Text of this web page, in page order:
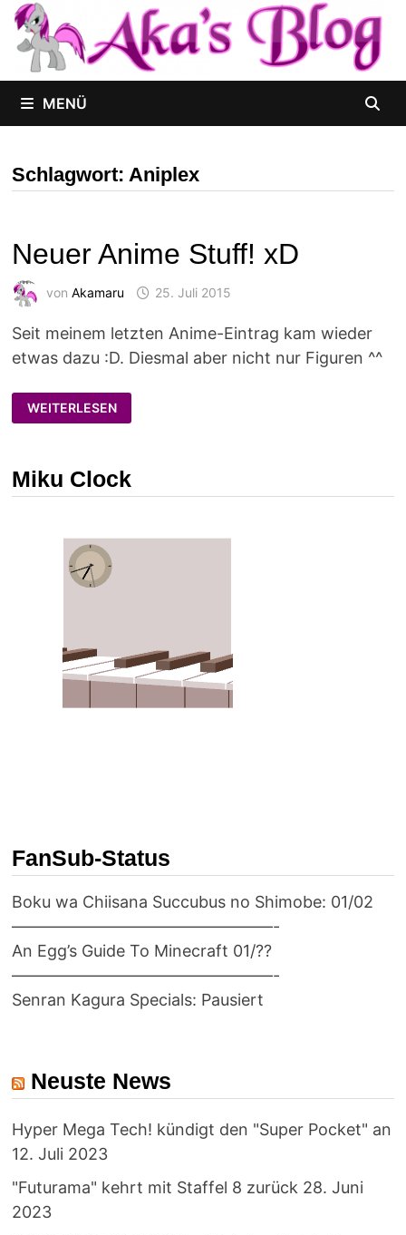
Zum
Inhalt
springen
MENÜ
Schlagwort: Aniplex
Neuer Anime Stuff! xD
von Akamaru 25. Juli 2015
Seit meinem letzten Anime-Eintrag kam wieder
etwas dazu :D. Diesmal aber nicht nur Figuren ^^
NEUER
ANIME
STUFF!
WEITERLESEN
Miku Clock
FanSub-Status
Boku wa Chiisana Succubus no Shimobe: 01/02
————————————————-
An Egg’s Guide To Minecraft 01/??
————————————————-
Senran Kagura Specials: Pausiert
Neuste News
Hyper Mega Tech! kündigt den "Super Pocket" an
12. Juli 2023
"Futurama" kehrt mit Staffel 8 zurück 28. Juni
2023